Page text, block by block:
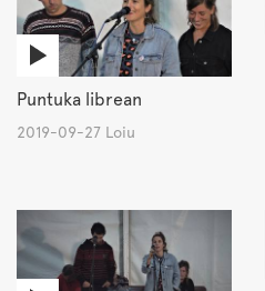
Puntuka librean
2019-09-27 Loiu